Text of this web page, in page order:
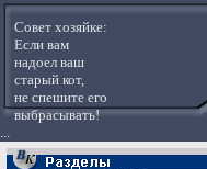
Совет хозяйке:
Если вам
надоел ваш
старый кот,
не спешите его
выбрасывать!
...